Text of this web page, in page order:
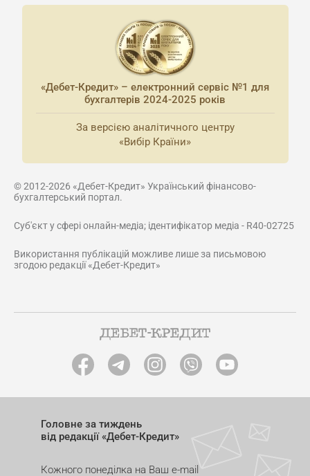
«Дебет-Кредит» – електронний сервіс №1 для
бухгалтерів 2024-2025 років
За версією аналітичного центру
«Вибір Країни»
© 2012-2026 «Дебет-Кредит» Український фінансово-
бухгалтерський портал.
Суб'єкт у сфері онлайн-медіа; ідентифікатор медіа - R40-02725
Використання публікацій можливе лише за письмовою
згодою редакції «Дебет-Кредит»
Головне за тиждень
від редакції «Дебет-Кредит»
Кожного понеділка на Ваш e-mail